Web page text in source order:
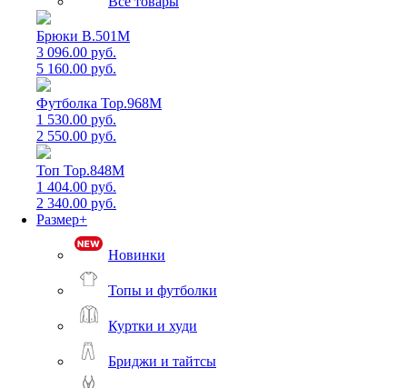
Брюки B.501M
3 096.00 руб.
5 160.00 руб.
Футболка Top.968M
1 530.00 руб.
2 550.00 руб.
Топ Top.848M
1 404.00 руб.
2 340.00 руб.
Размер+
Новинки
Топы и футболки
Куртки и худи
Бриджи и тайтсы